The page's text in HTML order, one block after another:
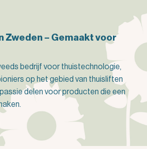
Zweden – Gemaakt voor
bedrijf voor thuistechnologie,
op het gebied van thuisliften
delen voor producten die een